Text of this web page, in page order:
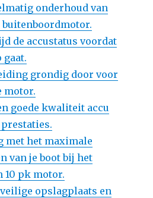
onderhoud van
de accustatus voordat
gaat.
grondig door voor
motor.
goede kwaliteit accu
met het maximale
van je boot bij het
10 pk motor.
opslagplaats en